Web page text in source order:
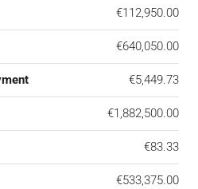
€112,950.00
€640,050.00
€5,449.73
€1,882,500.00
€83.33
€533,375.00